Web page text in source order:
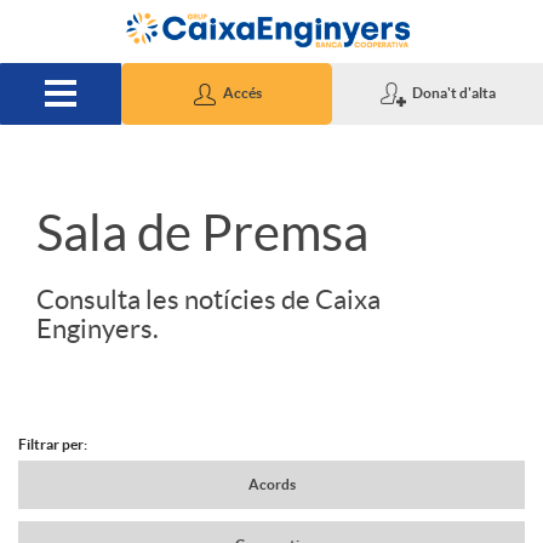
Salta al contingut principal
Accés Dona't d'alta
S
d
Sala de Premsa
Consulta les notícies de Caixa
Enginyers.
N
Filtrar per:
Acords